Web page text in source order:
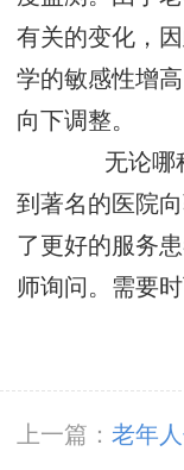
有关的变化，
学的敏感性增
向下调整。
无论哪种
到著名的医院
了更好的服务
师询问。需要
上一篇： 老年